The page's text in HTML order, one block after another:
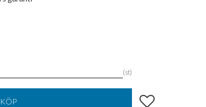
st
KÖP Lägg till i favoriter